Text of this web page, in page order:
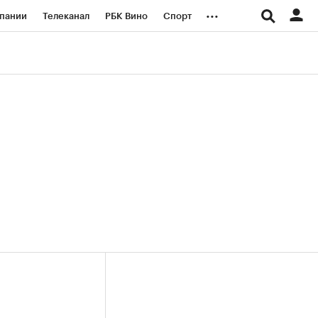
Телеканал РБК Вино Спорт ...